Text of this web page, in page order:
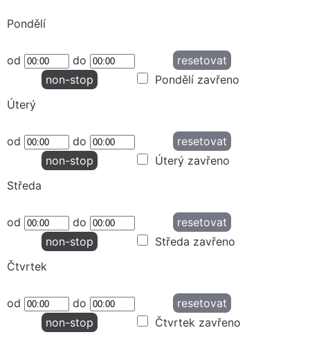
Pondělí
od do
resetovat
non-stop
Pondělí zavřeno
Úterý
od do
resetovat
non-stop
Úterý zavřeno
Středa
od do
resetovat
non-stop
Středa zavřeno
Čtvrtek
od do
resetovat
non-stop
Čtvrtek zavřeno